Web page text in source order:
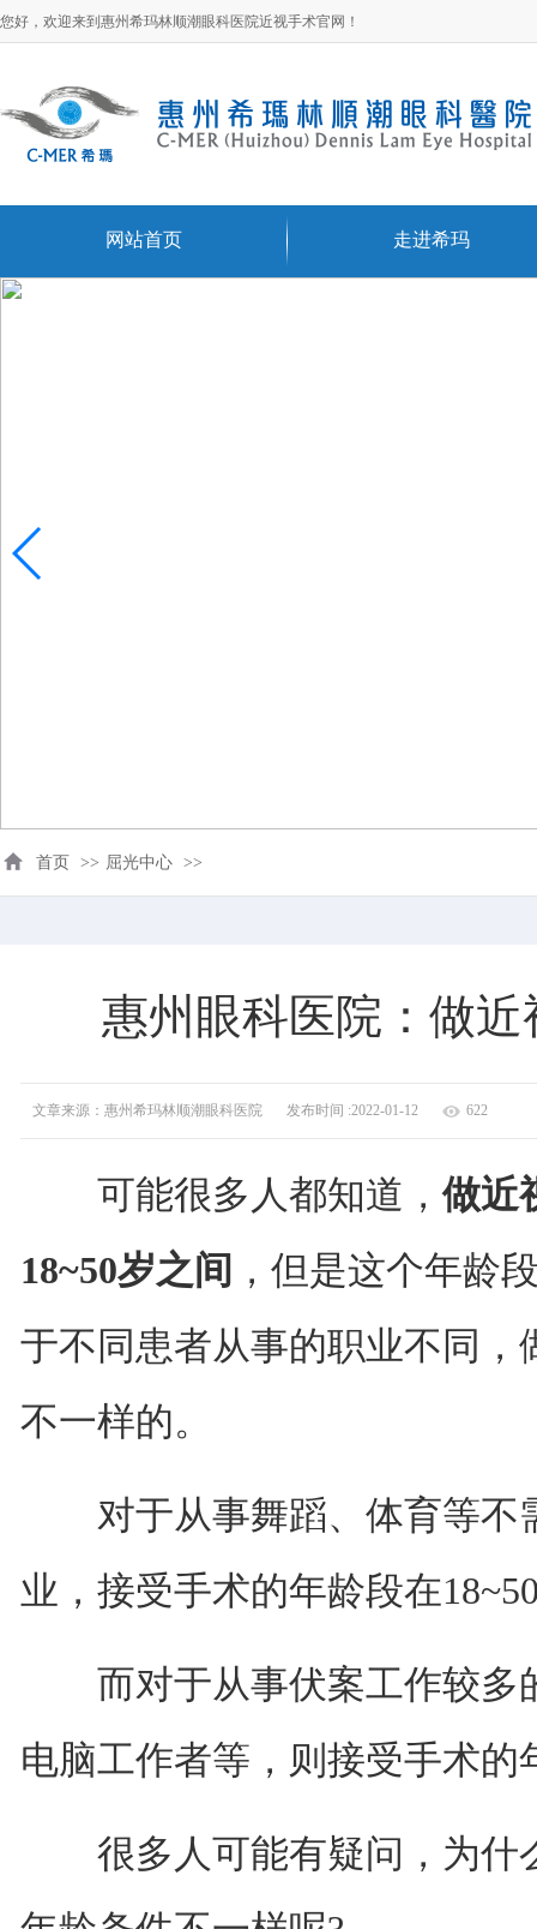
您好，欢迎来到惠州希玛林顺潮眼科医院近视手术官网！
网站首页 走进希玛
首页 >> 屈光中心 >>
惠州眼科医院：做
文章来源：惠州希玛林顺潮眼科医院 发布时间 :2022-01-12 622
可能很多人都知道，做近
18~50岁之间 ，但是这个年龄
于不同患者从事的职业不同
不一样的。
对于从事舞蹈、体育等不
业，接受手术的年龄段在
而对于从事伏案工作较多
电脑工作者等，则接受手术的
很多人可能有疑问，为什